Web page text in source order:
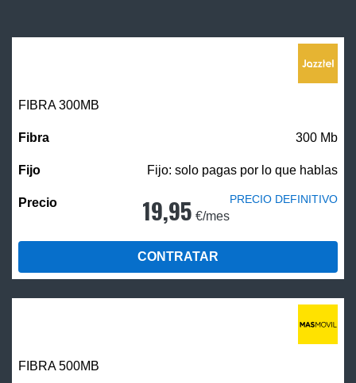
FIBRA 300MB
300 Mb
Fijo: solo pagas por lo que hablas
19,95 €/mes
PRECIO DEFINITIVO
CONTRATAR
FIBRA500MB